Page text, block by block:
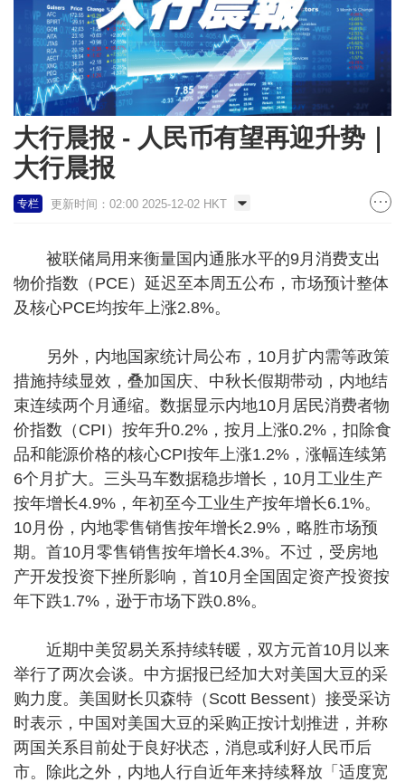
大行晨报 - 人民币有望再迎升势｜
大行晨报
专栏 更新时间：02:00 2025-12-02 HKT
被联储局用来衡量国内通胀水平的9月消费支出
物价指数（PCE）延迟至本周五公布，市场预计整体
及核心PCE均按年上涨2.8%。
另外，内地国家统计局公布，10月扩内需等政策
措施持续显效，叠加国庆、中秋长假期带动，内地结
束连续两个月通缩。数据显示内地10月居民消费者物
价指数（CPI）按年升0.2%，按月上涨0.2%，扣除食
品和能源价格的核心CPI按年上涨1.2%，涨幅连续第
6个月扩大。三头马车数据稳步增长，10月工业生产
按年增长4.9%，年初至今工业生产按年增长6.1%。
10月份，内地零售销售按年增长2.9%，略胜市场预
期。首10月零售销售按年增长4.3%。不过，受房地
产开发投资下挫所影响，首10月全国固定资产投资按
年下跌1.7%，逊于市场下跌0.8%。
近期中美贸易关系持续转暖，双方元首10月以来
举行了两次会谈。中方据报已经加大对美国大豆的采
购力度。美国财长贝森特（Scott Bessent）接受采访
时表示，中国对美国大豆的采购正按计划推进，并称
两国关系目前处于良好状态，消息或利好人民币后
市。除此之外，内地人行自近年来持续释放「适度宽